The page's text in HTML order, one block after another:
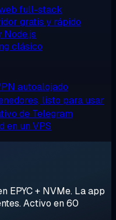
full-stack
gratis y rápido
Node.js
clásico
autoalojado
listo para usar
de Telegram
en un VPS
EPYC + NVMe. La app
Activo en 60